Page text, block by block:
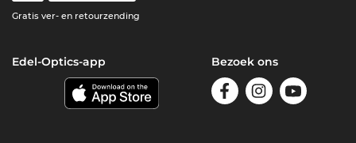
Gratis ver- en retourzending
Edel-Optics-app Bezoek ons